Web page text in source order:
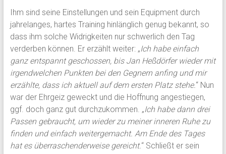
Ihm sind seine Einstellungen und sein Equipment durch
jahrelanges, hartes Training hinlänglich genug bekannt, so
dass ihm solche Widrigkeiten nur schwerlich den Tag
verderben können. Er erzählt weiter: „Ich habe einfach
ganz entspannt geschossen, bis Jan Heßdörfer wieder mit
irgendwelchen Punkten bei den Gegnern anfing und mir
erzählte, dass ich aktuell auf dem ersten Platz stehe.“ Nun
war der Ehrgeiz geweckt und die Hoffnung angestiegen,
ggf. doch ganz gut durchzukommen. „Ich habe dann drei
Passen gebraucht, um wieder zu meiner inneren Ruhe zu
finden und einfach weitergemacht. Am Ende des Tages
hat es überraschenderweise gereicht.“ Schließt er sein